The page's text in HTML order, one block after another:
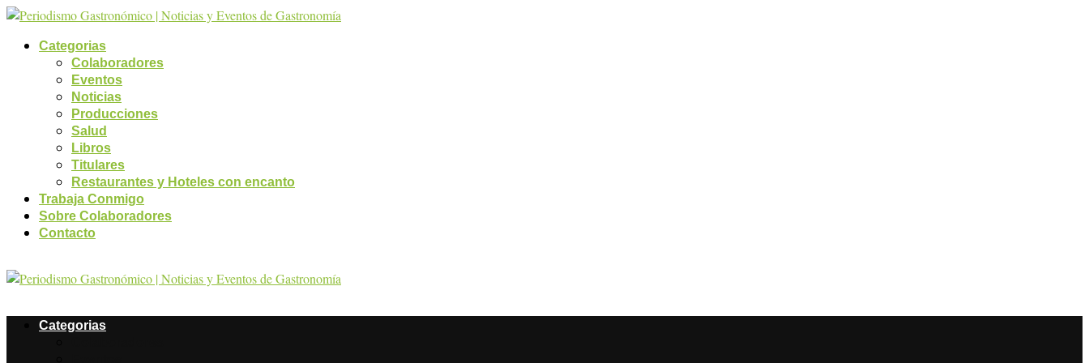
Categorias
Colaboradores
Eventos
Noticias
Producciones
Salud
Libros
Titulares
Restaurantes y Hoteles con encanto
Trabaja Conmigo
Sobre Colaboradores
Contacto
Categorias